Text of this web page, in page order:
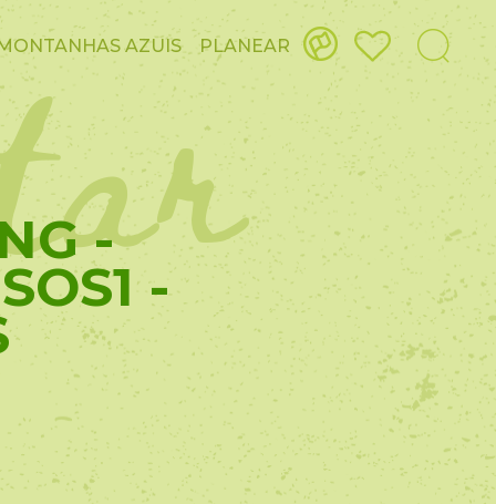
AZUIS PLANEAR
-
-